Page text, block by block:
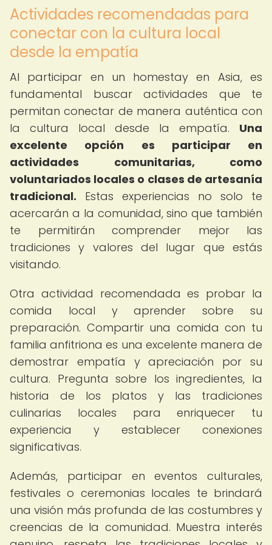
Actividades recomendadas para
conectar con la cultura local
desde la empatía
Al participar en un homestay en Asia, es
fundamental buscar actividades que te
permitan conectar de manera auténtica con
la cultura local desde la empatía. Una
excelente opción es participar en
actividades comunitarias, como
voluntariados locales o clases de artesanía
tradicional. Estas experiencias no solo te
acercarán a la comunidad, sino que también
te permitirán comprender mejor las
tradiciones y valores del lugar que estás
visitando.
Otra actividad recomendada es probar la
comida local y aprender sobre su
preparación. Compartir una comida con tu
familia anfitriona es una excelente manera de
demostrar empatía y apreciación por su
cultura. Pregunta sobre los ingredientes, la
historia de los platos y las tradiciones
culinarias locales para enriquecer tu
experiencia y establecer conexiones
significativas.
Además, participar en eventos culturales,
festivales o ceremonias locales te brindará
una visión más profunda de las costumbres y
creencias de la comunidad. Muestra interés